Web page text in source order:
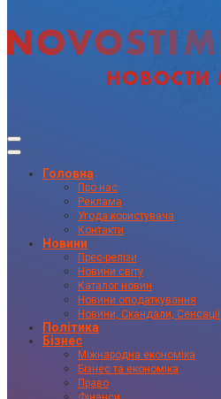
Головна
Про нас
Реклама
Угода користувача
Контакти
Новини
Прес-релізи
Новини світу
Каталог новин
Новини оподаткування
Новини, Скандали, Сенсації
Політика
Бізнес
Міжнародна економіка
Бізнес та економіка
Право